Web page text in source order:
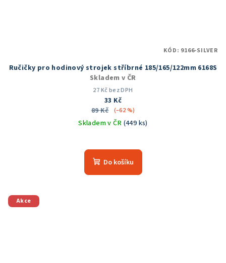
Ručičky pro hodinový strojek stříbrné 185/165/122mm 6168S
Skladem v ČR
27 Kč bez DPH
33 Kč
89 Kč
(–62 %)
Skladem v ČR (449 ks)
hodnocení
produktu
Do košíku
KÓD: 9166-SILVER
Akce